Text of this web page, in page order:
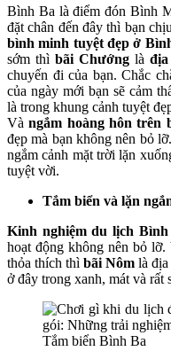
Bình Ba là điểm đón Bình
đặt chân đến đây thì bạn
bình minh tuyệt đẹp ở
sớm thìbãi Chướnglà
chuyến đi của bạn. Chắc
của ngày mới bạn sẽ cảm
là trong khung cảnh tuyệt
Vàngắm hoàng hôn trên
đẹp mà bạn không nên bỏ
ngắm cảnh mặt trời lặn
tuyệt vời.
Tắm biển và lặn
Kinh nghiệm du lịch
hoạt động không nên bỏ
thỏa thích thì bãi Nôm là
ở đây trong xanh, mát và rất
Tắm biển Bình Ba